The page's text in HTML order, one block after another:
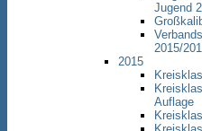
Jugend
2015/
2015
Auflage